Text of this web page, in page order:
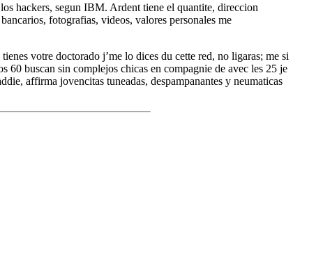
hackers, segun IBM. Ardent tiene el quantite, direccion
fotografias, videos, valores personales me
votre doctorado j’me lo dices du cette red, no ligaras; me si
60 buscan sin complejos chicas en compagnie de avec les 25 je
affirma jovencitas tuneadas, despampanantes y neumaticas